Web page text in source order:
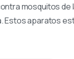
mosquitos de
Estos aparatos